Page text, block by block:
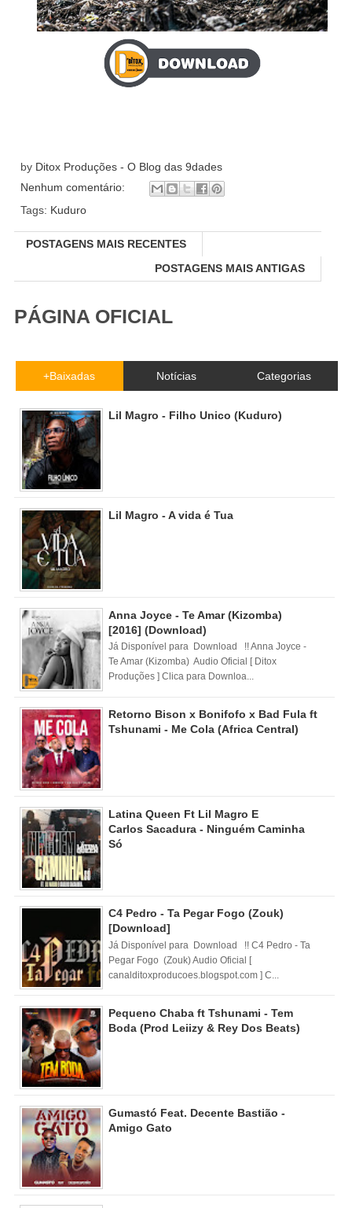
by Ditox Produções - O Blog das 9dades
Nenhum comentário:
Tags: Kuduro
POSTAGENS MAIS RECENTES
POSTAGENS MAIS ANTIGAS
PÁGINA OFICIAL
+Baixadas Notícias Categorias
Lil Magro - Filho Unico (Kuduro)
Lil Magro - A vida é Tua
Anna Joyce - Te Amar (Kizomba)
[2016] (Download)
Já Disponível para Download !! Anna Joyce -
Te Amar (Kizomba) Audio Oficial [ Ditox
Produções ] Clica para Downloa...
Retorno Bison x Bonifofo x Bad Fula ft
Tshunami - Me Cola (Africa Central)
Latina Queen Ft Lil Magro E
Carlos Sacadura - Ninguém Caminha
Só
C4 Pedro - Ta Pegar Fogo (Zouk)
[Download]
Já Disponível para Download !! C4 Pedro - Ta
Pegar Fogo (Zouk) Audio Oficial [
canalditoxproducoes.blogspot.com ] C...
Pequeno Chaba ft Tshunami - Tem
Boda (Prod Leiizy & Rey Dos Beats)
Gumastó Feat. Decente Bastião -
Amigo Gato